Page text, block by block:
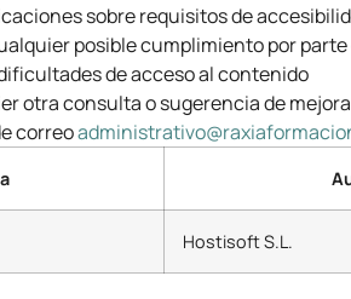
sobre requisitos de
posible cumplimiento por parte
de acceso al contenido
otra consulta o sugerencia de
correo
Hostisoft S.L.